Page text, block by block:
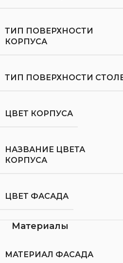
ТИП ПОВЕРХНОСТИ
КОРПУСА
ТИП ПОВЕРХНОСТИ
ЦВЕТ КОРПУСА
НАЗВАНИЕ ЦВЕТА
КОРПУСА
ЦВЕТ ФАСАДА
Материалы
МАТЕРИАЛ ФАСАДА